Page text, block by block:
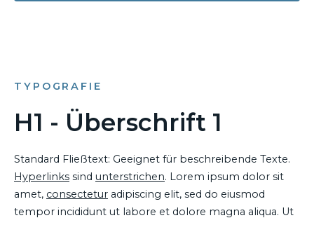
TYPOGRAFIE
H1 - Überschrift 1
Standard Fließtext: Geeignet für beschreibende Texte.
Hyperlinks sind unterstrichen. Lorem ipsum dolor sit
amet, consectetur adipiscing elit, sed do eiusmod
tempor incididunt ut labore et dolore magna aliqua. Ut